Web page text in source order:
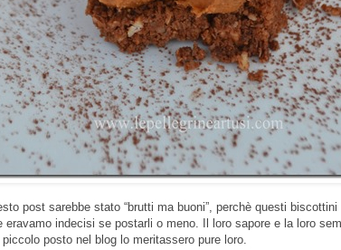
post sarebbe stato “brutti ma buoni”, perchè questi
eravamo indecisi se postarli o meno. Il loro sapore e la loro
posto nel blog lo meritassero pure loro.